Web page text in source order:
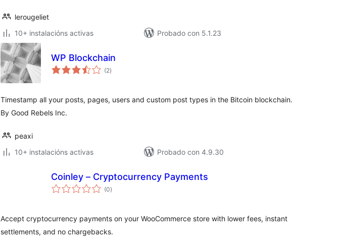
lerougeliet
10+ instalacións activas
Probado con 5.1.23
WP Blockchain
(2valoracións
totais
)
Timestamp all your posts, pages, users and custom post types in the Bitcoin blockchain.
By Good Rebels Inc.
peaxi
10+ instalacións activas
Probado con 4.9.30
Coinley – Cryptocurrency Payments
(0valoracións
totais
)
Accept cryptocurrency payments on your WooCommerce store with lower fees, instant
settlements, and no chargebacks.